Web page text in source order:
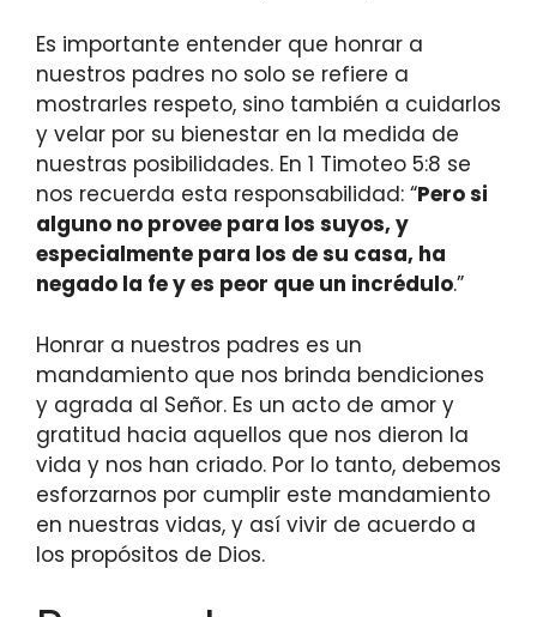
Es importante entender que honrar a
nuestros padres no solo se refiere a
mostrarles respeto, sino también a cuidarlos
y velar por su bienestar en la medida de
nuestras posibilidades. En 1 Timoteo 5:8 se
nos recuerda esta responsabilidad: “Pero si
alguno no provee para los suyos, y
especialmente para los de su casa, ha
negado la fe y es peor que un incrédulo.”
Honrar a nuestros padres es un
mandamiento que nos brinda bendiciones
y agrada al Señor. Es un acto de amor y
gratitud hacia aquellos que nos dieron la
vida y nos han criado. Por lo tanto, debemos
esforzarnos por cumplir este mandamiento
en nuestras vidas, y así vivir de acuerdo a
los propósitos de Dios.